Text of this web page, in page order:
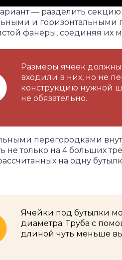
— разделить
и горизонтальными
фанеры, соединяя
Размеры ячеек должны
входили в них, но не
конструкцию нужной
не обязательно.
перегородками
не только на 4 больших
на одну
Ячейки под бутылки
диаметра. Труба с
длиной чуть меньше